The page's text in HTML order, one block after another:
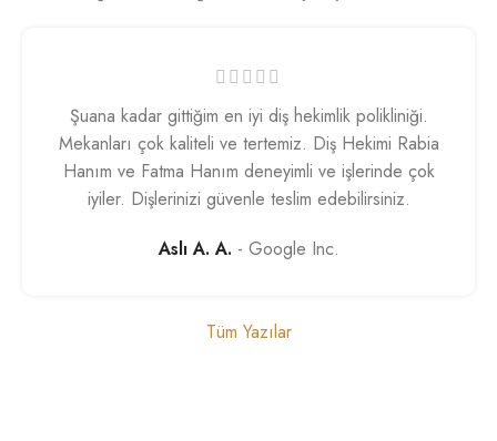
Şuana kadar gittiğim en iyi diş hekimlik polikliniği.
Mekanları çok kaliteli ve tertemiz. Diş Hekimi Rabia
Hanım ve Fatma Hanım deneyimli ve işlerinde çok
iyiler. Dişlerinizi güvenle teslim edebilirsiniz.
Aslı A. A.
Google Inc.
Tüm Yazılar